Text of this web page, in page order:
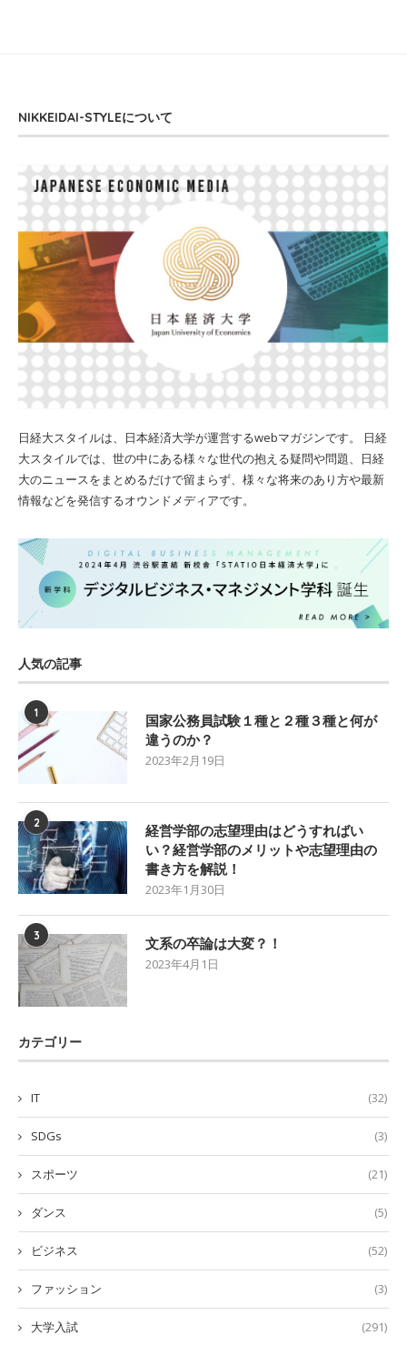
NIKKEIDAI-STYLEについて
日経大スタイルは、日本経済大学が運営するwebマガジンです。 日経
大スタイルでは、世の中にある様々な世代の抱える疑問や問題、日経
大のニュースをまとめるだけで留まらず、様々な将来のあり方や最新
情報などを発信するオウンドメディアです。
人気の記事
1
国家公務員試験１種と２種３種と何が
違うのか？
2023年2月19日
2
経営学部の志望理由はどうすればい
い？経営学部のメリットや志望理由の
書き方を解説！
2023年1月30日
3 文系の卒論は大変？！
2023年4月1日
カテゴリー
IT (32)
SDGs (3)
スポーツ (21)
ダンス (5)
ビジネス (52)
ファッション (3)
大学入試 (291)